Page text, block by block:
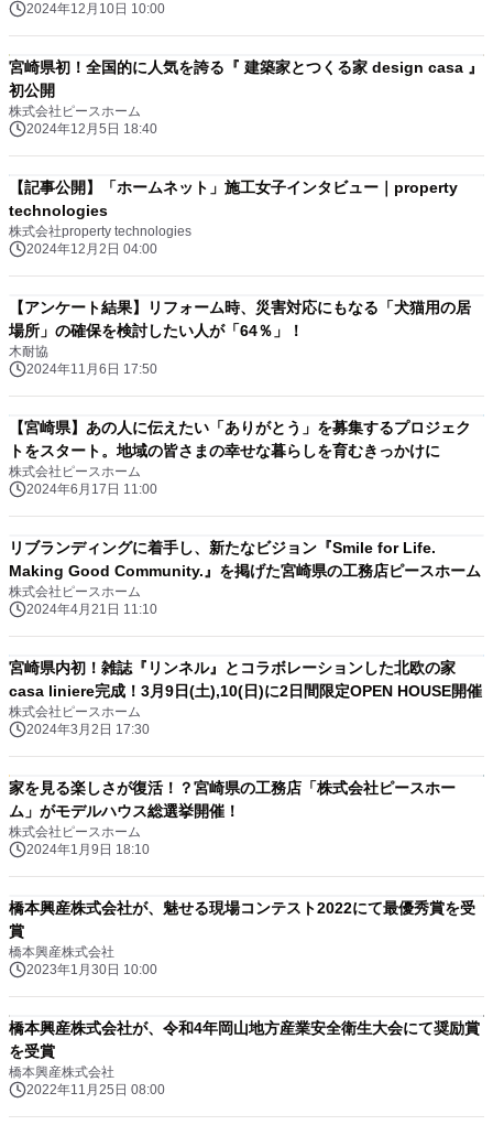
2024年12月10日 10:00
宮崎県初！全国的に人気を誇る『 建築家とつくる家 design casa 』
初公開
株式会社ピースホーム
2024年12月5日 18:40
【記事公開】「ホームネット」施工女子インタビュー｜property
technologies
株式会社property technologies
2024年12月2日 04:00
【アンケート結果】リフォーム時、災害対応にもなる「犬猫用の居
場所」の確保を検討したい人が「64％」！
木耐協
2024年11月6日 17:50
【宮崎県】あの人に伝えたい「ありがとう」を募集するプロジェク
トをスタート。地域の皆さまの幸せな暮らしを育むきっかけに
株式会社ピースホーム
2024年6月17日 11:00
リブランディングに着手し、新たなビジョン『Smile for Life.
Making Good Community.』を掲げた宮崎県の工務店ピースホーム
株式会社ピースホーム
2024年4月21日 11:10
宮崎県内初！雑誌『リンネル』とコラボレーションした北欧の家
casa liniere完成！3月9日(土),10(日)に2日間限定OPEN HOUSE開催
株式会社ピースホーム
2024年3月2日 17:30
家を見る楽しさが復活！？宮崎県の工務店「株式会社ピースホー
ム」がモデルハウス総選挙開催！
株式会社ピースホーム
2024年1月9日 18:10
橋本興産株式会社が、魅せる現場コンテスト2022にて最優秀賞を受
賞
橋本興産株式会社
2023年1月30日 10:00
橋本興産株式会社が、令和4年岡山地方産業安全衛生大会にて奨励賞
を受賞
橋本興産株式会社
2022年11月25日 08:00